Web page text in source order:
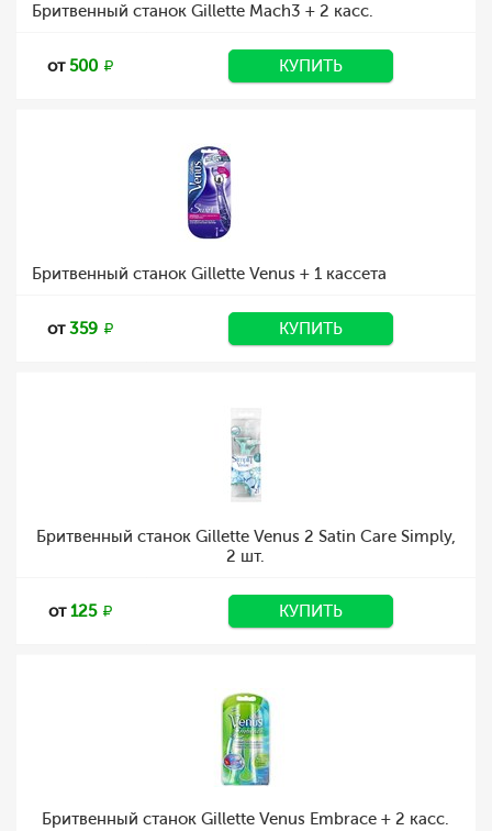
Бритвенный станок Gillette Mach3 + 2 касс.
от500 КУПИТЬ
Бритвенный станок Gillette Venus + 1 кассета
от359 КУПИТЬ
Бритвенный станок Gillette Venus 2 Satin Care Simply,
2 шт.
от125 КУПИТЬ
Бритвенный станок Gillette Venus Embrace + 2 касс.